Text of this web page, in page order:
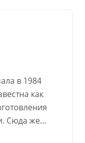
в 1984
как
Сюда же